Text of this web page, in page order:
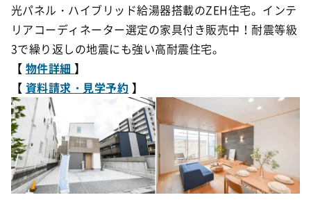
光パネル・ハイブリッド給湯器搭載のZEH住宅。インテ
リアコーディネーター選定の家具付き販売中！耐震等級
3で繰り返しの地震にも強い高耐震住宅。
【 物件詳細】
【 資料請求・見学予約 】